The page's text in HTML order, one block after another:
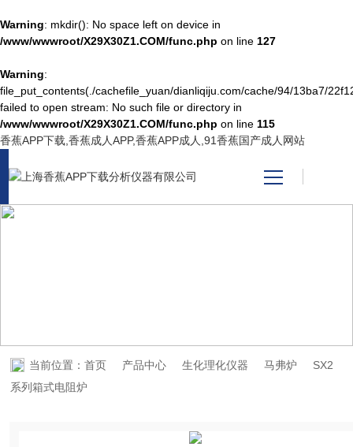
Warning: mkdir(): No space left on device in
/www/wwwroot/X29X30Z1.COM/func.php on line 127
Warning:
file_put_contents(./cachefile_yuan/dianliqiju.com/cache/94/13ba7/
failed to open stream: No such file or directory in
/www/wwwroot/X29X30Z1.COM/func.php on line 115
香蕉APP下载,香蕉成人APP,香蕉APP成人,91香蕉国产成人网站
产品中心
关于香蕉APP下载
资料下载
当前位置：首页 产品中心 生化理化仪器 马弗炉
SX2
系列箱式电阻炉